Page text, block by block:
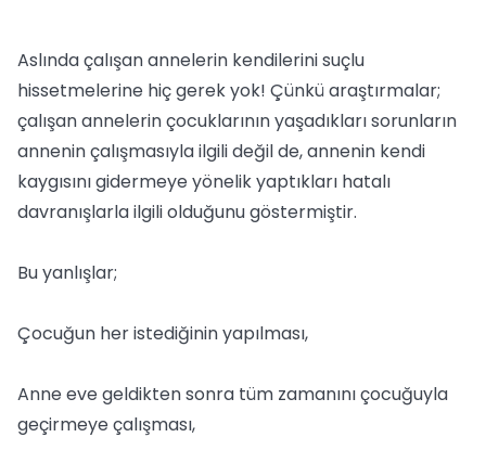
Aslında çalışan annelerin kendilerini suçlu
hissetmelerine hiç gerek yok! Çünkü araştırmalar;
çalışan annelerin çocuklarının yaşadıkları sorunların
annenin çalışmasıyla ilgili değil de, annenin kendi
kaygısını gidermeye yönelik yaptıkları hatalı
davranışlarla ilgili olduğunu göstermiştir.
Bu yanlışlar;
Çocuğun her istediğinin yapılması,
Anne eve geldikten sonra tüm zamanını çocuğuyla
geçirmeye çalışması,